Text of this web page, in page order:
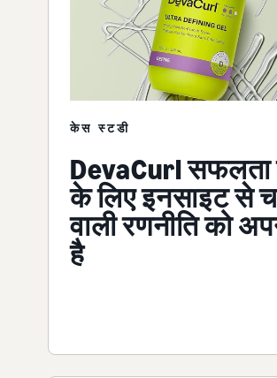
केस स्टडी
DevaCurl सफलता
के लिए इनसाइट से
वाली रणनीति को
है